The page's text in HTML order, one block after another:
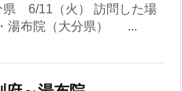
県 6/11（火） 訪問した場
湯布院（大分県） ...